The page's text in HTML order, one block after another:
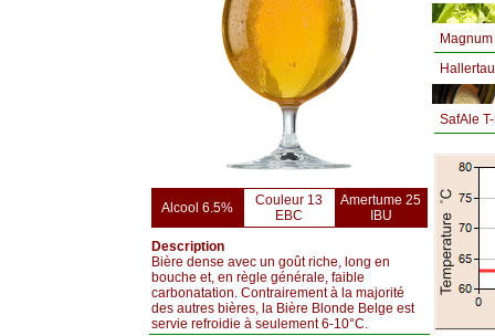
Alcool 6.5%
Couleur 13
EBC
Amertume 25
IBU
Description
Bière dense avec un goût riche, long en
bouche et, en règle générale, faible
carbonatation. Contrairement à la majorité
des autres bières, la Bière Blonde Belge est
servie refroidie à seulement 6-10°C.
SafAle